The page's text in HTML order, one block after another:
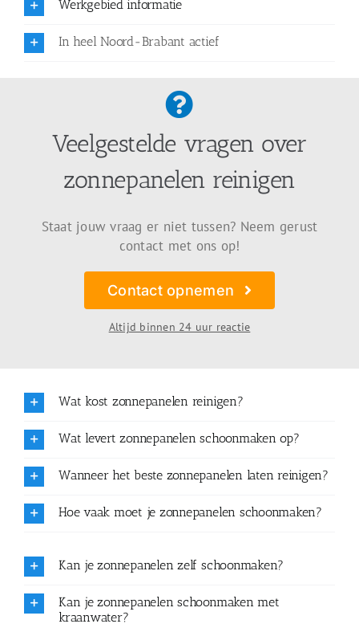
Werkgebied informatie
In heel Noord-Brabant actief
Veelgestelde vragen over
zonnepanelen reinigen
Staat jouw vraag er niet tussen? Neem gerust
contact met ons op!
Contact opnemen
Altijd binnen 24 uur reactie
Wat kost zonnepanelen reinigen?
Wat levert zonnepanelen schoonmaken op?
Wanneer het beste zonnepanelen laten reinigen?
Hoe vaak moet je zonnepanelen schoonmaken?
Kan je zonnepanelen zelf schoonmaken?
Kan je zonnepanelen schoonmaken met
kraanwater?